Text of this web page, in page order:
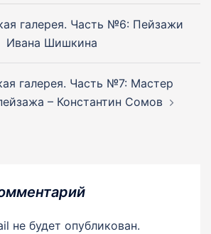
галерея. Часть №6: Пейзажи
Ивана Шишкина
галерея. Часть №7: Мастер
– Константин Сомов
не будет опубликован.